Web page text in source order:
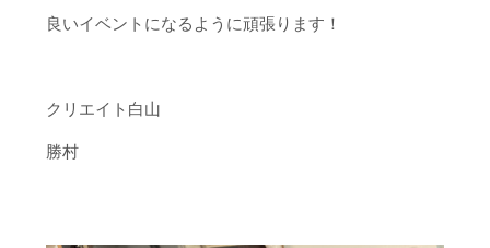
良いイベントになるように頑張ります！
クリエイト白山
勝村